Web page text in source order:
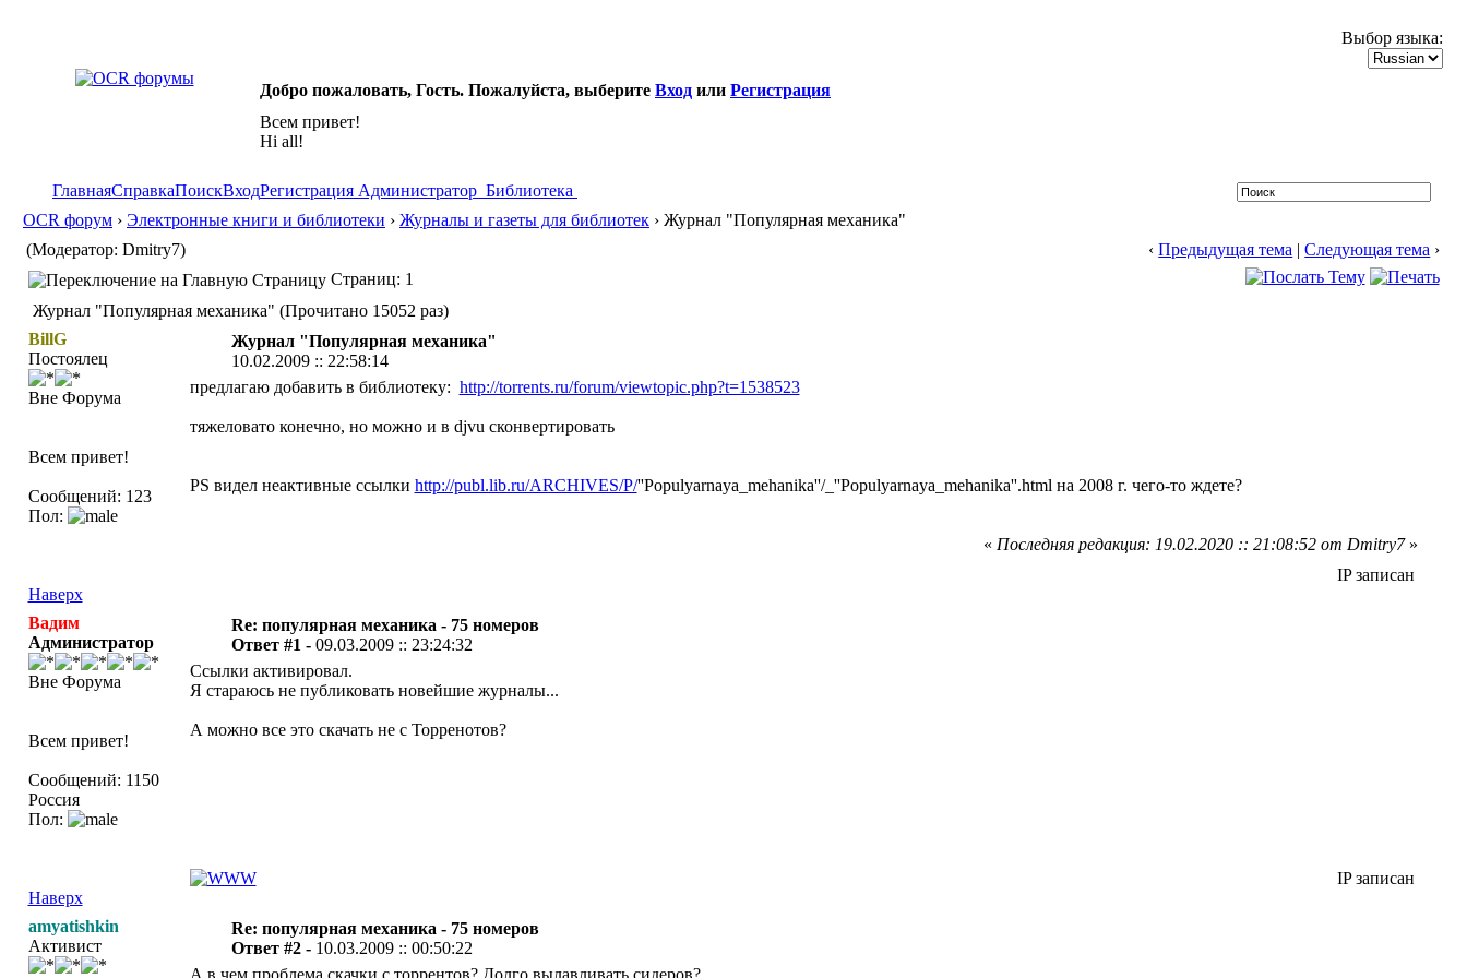
Выбор языка:
Добро пожаловать, Гость. Пожалуйста, выберите Вход или Регистрация
Всем привет!
Hi all!
ГлавнаяСправкаПоискВходРегистрация Администратор Библиотека
OCR форум › Электронные книги и библиотеки › Журналы и газеты для библиотек › Журнал "Популярная механика"
(Модератор: Dmitry7)
‹Предыдущая тема |Следующая тема ›
Страниц: 1
Журнал "Популярная механика" (Прочитано 15052 раз)
BillG
Постоялец
Вне Форума
Всем привет!
Сообщений: 123
Пол:
Журнал "Популярная механика"
10.02.2009 :: 22:58:14
предлагаю добавить в библиотеку: http://torrents.ru/forum/viewtopic.php?t=1538523
тяжеловато конечно, но можно и в djvu сконвертировать
PS видел неактивные ссылки http://publ.lib.ru/ARCHIVES/P/''Populyarnaya_mehanika''/_''Populyarnaya_mehanika''.html на 2008 г. чего-то ждете?
Наверх
« Последняя редакция: 19.02.2020 :: 21:08:52 от Dmitry7»
IP записан
Вадим
Администратор
Вне Форума
Всем привет!
Сообщений: 1150
Россия
Пол:
Re: популярная механика - 75 номеров
Ответ #1 - 09.03.2009 :: 23:24:32
Ссылки активировал.
Я стараюсь не публиковать новейшие журналы...
А можно все это скачать не с Торренотов?
Наверх
IP записан
amyatishkin
Активист
Re: популярная механика - 75 номеров
Ответ #2 - 10.03.2009 :: 00:50:22
А в чем проблема скачки с торрентов? Долго вылавливать сидеров?